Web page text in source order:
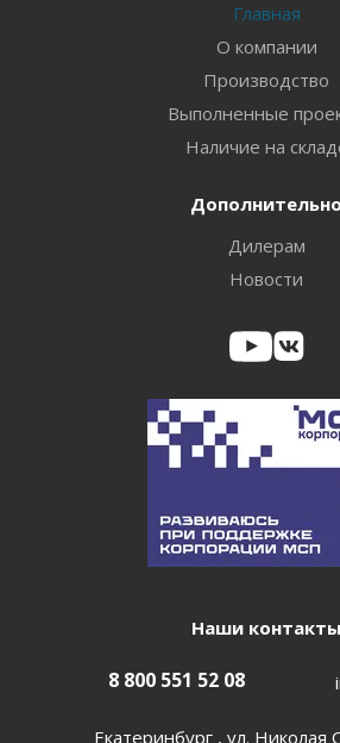
Главная
О компании
Производство
Выполненные
Наличие на
Дополнительно
Дилерам
Новости
Наши контакты
8 800 551 52 08
Екатеринбург , ул. Николая